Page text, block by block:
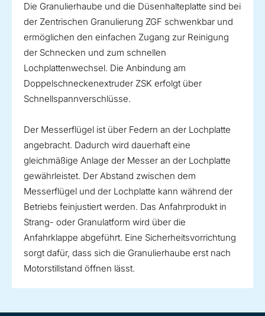
Die Granulierhaube und die Düsenhalteplatte sind bei
der Zentrischen Granulierung ZGF schwenkbar und
ermöglichen den einfachen Zugang zur Reinigung
der Schnecken und zum schnellen
Lochplattenwechsel. Die Anbindung am
Doppelschneckenextruder ZSK erfolgt über
Schnellspannverschlüsse.
Der Messerflügel ist über Federn an der Lochplatte
angebracht. Dadurch wird dauerhaft eine
gleichmäßige Anlage der Messer an der Lochplatte
gewährleistet. Der Abstand zwischen dem
Messerflügel und der Lochplatte kann während der
Betriebs feinjustiert werden. Das Anfahrprodukt in
Strang- oder Granulatform wird über die
Anfahrklappe abgeführt. Eine Sicherheitsvorrichtung
sorgt dafür, dass sich die Granulierhaube erst nach
Motorstillstand öffnen lässt.